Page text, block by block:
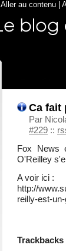
Aller au contenu
Ca fait
Par
#229 ::
Fox News
O'Reilley
A voir ici :
http://
reilly-est-
Trackbacks